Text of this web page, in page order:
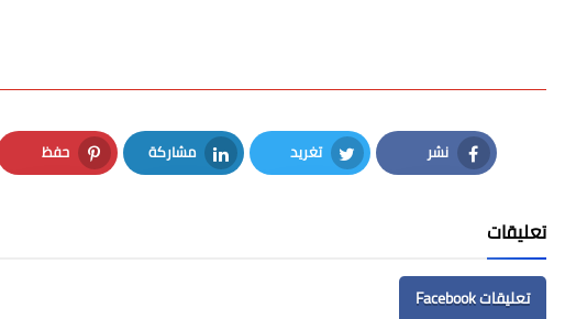
نشر
Facebook
تغريد
Twitter
مشاركة
LinkedIn
حفظ
Pinterest
تعليقات
تعليقات Facebook